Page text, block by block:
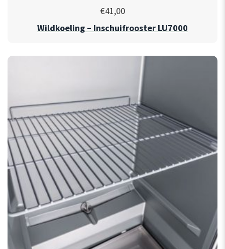
€41,00
Wildkoeling – Inschuifrooster LU7000